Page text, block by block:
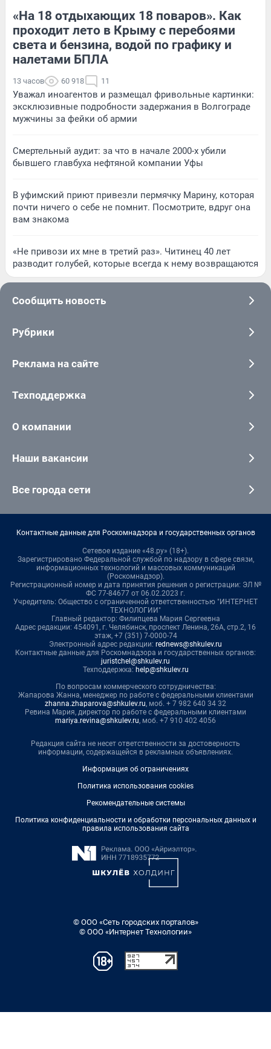
«На 18 отдыхающих 18 поваров». Как
проходит лето в Крыму с перебоями
света и бензина, водой по графику и
налетами БПЛА
13 часов 60 918 11
Уважал иноагентов и размещал фривольные картинки:
эксклюзивные подробности задержания в Волгограде
мужчины за фейки об армии
Смертельный аудит: за что в начале 2000-х убили
бывшего главбуха нефтяной компании Уфы
В уфимский приют привезли пермячку Марину, которая
почти ничего о себе не помнит. Посмотрите, вдруг она
вам знакома
«Не привози их мне в третий раз». Читинец 40 лет
разводит голубей, которые всегда к нему возвращаются
Сообщить новость
Рубрики
Реклама на сайте
Техподдержка
О компании
Наши вакансии
Все города сети
Контактные данные для Роскомнадзора и государственных органов
Сетевое издание «48.ру» (18+).
Зарегистрировано Федеральной службой по надзору в сфере связи,
информационных технологий и массовых коммуникаций
(Роскомнадзор).
Регистрационный номер и дата принятия решения о регистрации: ЭЛ №
ФС 77-84677 от 06.02.2023 г.
Учредитель: Общество с ограниченной ответственностью "ИНТЕРНЕТ
ТЕХНОЛОГИИ"
Главный редактор: Филипцева Мария Сергеевна
Адрес редакции: 454091, г. Челябинск, проспект Ленина, 26А, стр.2, 16
этаж, +7 (351) 7-0000-74
Электронный адрес редакции: rednews@shkulev.ru
Контактные данные для Роскомнадзора и государственных органов:
juristchel@shkulev.ru
Техподдержка: help@shkulev.ru
По вопросам коммерческого сотрудничества:
Жапарова Жанна, менеджер по работе с федеральными клиентами
zhanna.zhaparova@shkulev.ru, моб. + 7 982 640 34 32
Ревина Мария, директор по работе с федеральными клиентами
mariya.revina@shkulev.ru, моб. +7 910 402 4056
Редакция сайта не несет ответственности за достоверность
информации, содержащейся в рекламных объявлениях.
Информация об ограничениях
Политика использования cookies
Рекомендательные системы
Политика конфиденциальности и обработки персональных данных и
правила использования сайта
© ООО «Сеть городских порталов»
© ООО «Интернет Технологии»